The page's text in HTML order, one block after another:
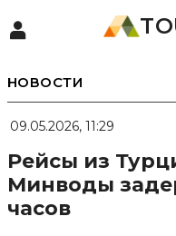
НОВОСТИ
09.05.2026, 11:29
Рейсы из
Минводы
часов